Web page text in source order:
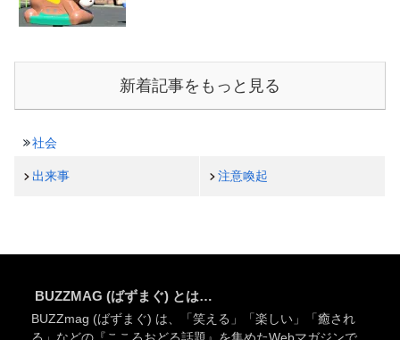
新着記事をもっと見る
社会
出来事 注意喚起
BUZZMAG (ばずまぐ) とは…
BUZZmag (ばずまぐ) は、「笑える」「楽しい」「癒され